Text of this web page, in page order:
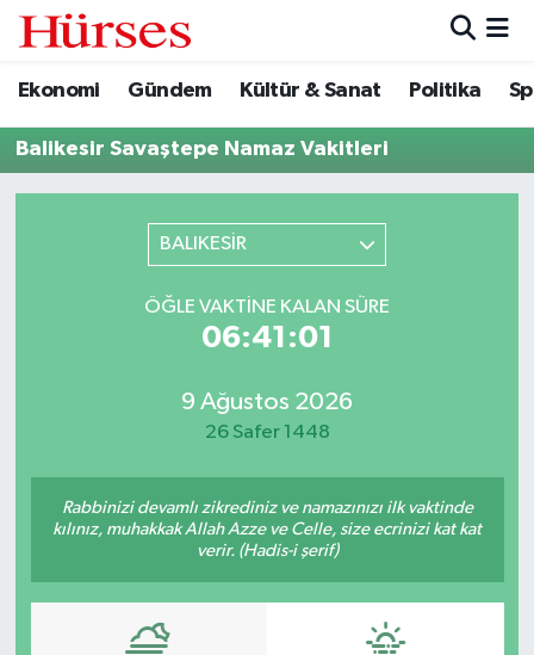
Ekonomi Gündem Kültür & Sanat Politika
Balikesir Savaştepe Namaz Vakitleri
BALIKESİR
ÖĞLE VAKTINE KALAN SÜRE
06:41:01
9 Ağustos 2026
26 Safer 1448
Rabbinizi devamlı zikrediniz ve namazınızı ilk vaktinde
kılınız, muhakkak Allah Azze ve Celle, size ecrinizi kat kat
verir. (Hadis-i şerif)
Ekonomi
Gündem
Hava Durumu
Trafik Durumu
Tüm Manşetler
Son Dakika Haberleri